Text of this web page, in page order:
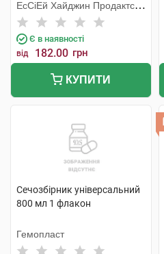
ЕсСіЕй Хайджин Продактс
Хугезанд
Є в наявності
від 182.00 грн
КУПИТИ
Сечозбірник універсальний
800 мл 1 флакон
Гемопласт